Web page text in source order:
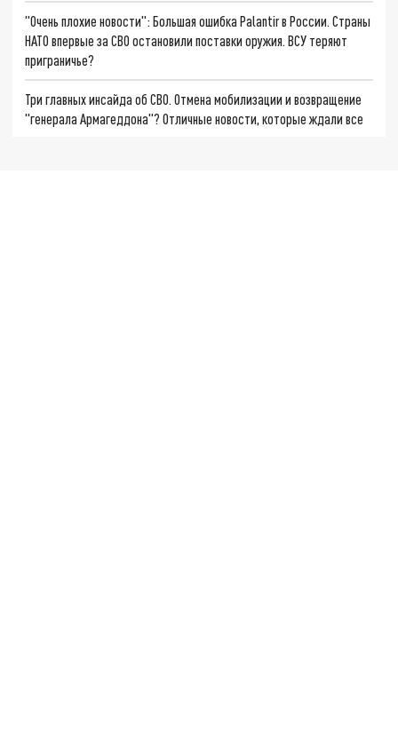
"Очень плохие новости": Большая ошибка Palantir в России. Страны
НАТО впервые за СВО остановили поставки оружия. ВСУ теряют
приграничье?
Три главных инсайда об СВО. Отмена мобилизации и возвращение
"генерала Армагеддона"? Отличные новости, которые ждали все